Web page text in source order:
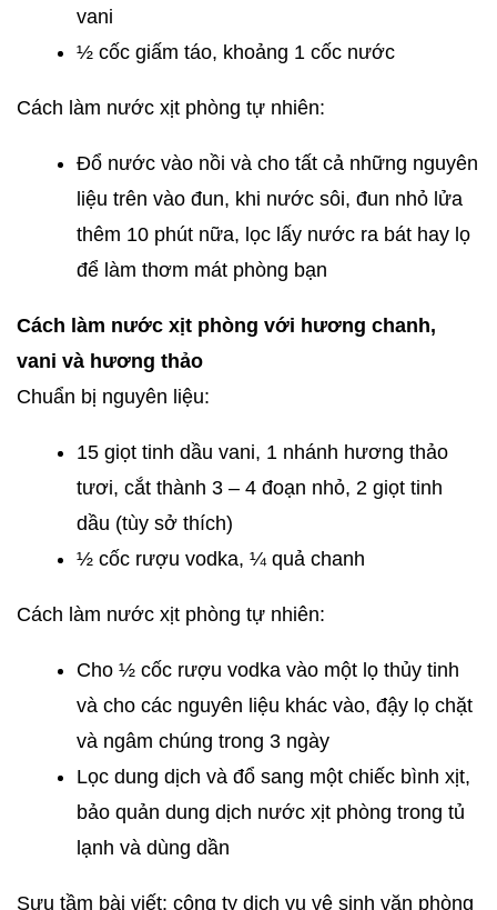
vani
½ cốc giấm táo, khoảng 1 cốc nước
Cách làm nước xịt phòng tự nhiên:
Đổ nước vào nồi và cho tất cả những nguyên
liệu trên vào đun, khi nước sôi, đun nhỏ lửa
thêm 10 phút nữa, lọc lấy nước ra bát hay lọ
để làm thơm mát phòng bạn
Cách làm nước xịt phòng với hương chanh,
vani và hương thảo
Chuẩn bị nguyên liệu:
15 giọt tinh dầu vani, 1 nhánh hương thảo
tươi, cắt thành 3 – 4 đoạn nhỏ, 2 giọt tinh
dầu (tùy sở thích)
½ cốc rượu vodka, ¼ quả chanh
Cách làm nước xịt phòng tự nhiên:
Cho ½ cốc rượu vodka vào một lọ thủy tinh
và cho các nguyên liệu khác vào, đậy lọ chặt
và ngâm chúng trong 3 ngày
Lọc dung dịch và đổ sang một chiếc bình xịt,
bảo quản dung dịch nước xịt phòng trong tủ
lạnh và dùng dần
Sưu tầm bài viết: công ty dịch vụ vệ sinh văn phòng